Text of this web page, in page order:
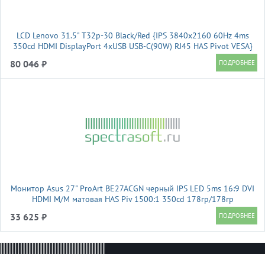
LCD Lenovo 31.5" T32p-30 Black/Red {IPS 3840x2160 60Hz 4ms
350cd HDMI DisplayPort 4xUSB USB-C(90W) RJ45 HAS Pivot VESA}
80 046 ₽
Монитор Asus 27" ProArt BE27ACGN черный IPS LED 5ms 16:9 DVI
HDMI M/M матовая HAS Piv 1500:1 350cd 178гр/178гр
33 625 ₽